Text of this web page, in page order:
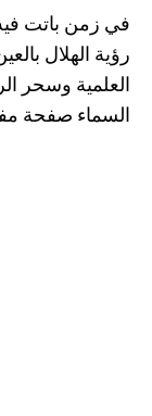
في زمن باتت
رؤية الهلال
العلمية وسحر
السماء صفحة